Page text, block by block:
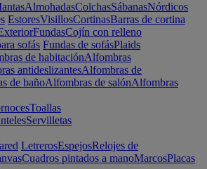
AlmohadasColchasSábanasNórdicos
EstoresVisillosCortinasBarras de cortina
FundasCojín con relleno
sofás Fundas de sofásPlaids
de habitaciónAlfombras
antideslizantesAlfombras de
de bañoAlfombras de salónAlfombras
Toallas
Servilletas
LetrerosEspejosRelojes de
Cuadros pintados a manoMarcosPlacas